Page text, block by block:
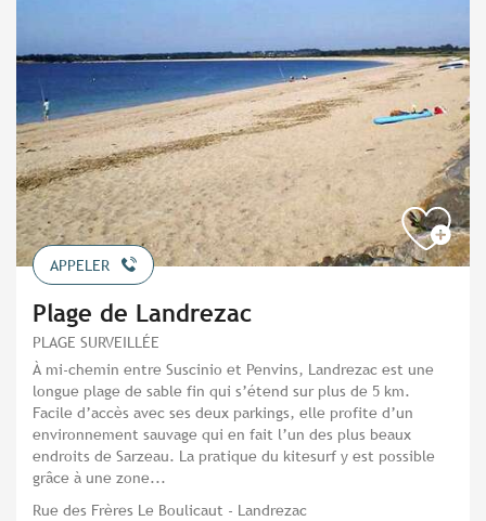
APPELER
Plage de Landrezac
PLAGE SURVEILLÉE
À mi-chemin entre Suscinio et Penvins, Landrezac est une
longue plage de sable fin qui s’étend sur plus de 5 km.
Facile d’accès avec ses deux parkings, elle profite d’un
environnement sauvage qui en fait l’un des plus beaux
endroits de Sarzeau. La pratique du kitesurf y est possible
grâce à une zone...
Rue des Frères Le Boulicaut - Landrezac